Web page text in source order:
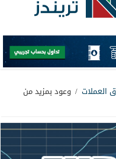
العملات / وعود بمزيد من